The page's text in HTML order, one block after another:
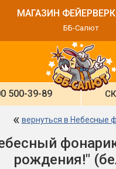
МАГАЗИН
ББ-Салют
500-39-89
« вернуться в Небесные
рождения!"